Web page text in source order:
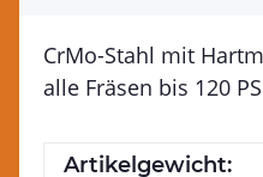
CrMo-Stahl mit
alle Fräsen bis 120
Artikelgewicht: